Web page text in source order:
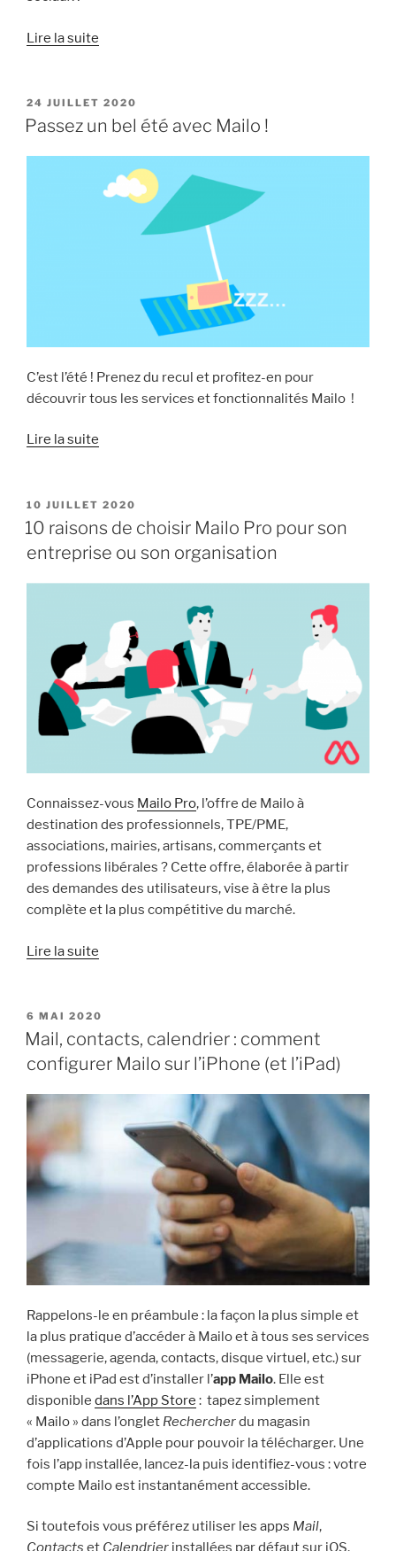
Lire la suite
les
GAFA
données
européennes !
[tribune] »
PUBLIÉ
LE
24 JUILLET 2020
Passez un bel été avec Mailo !
C’est l’été ! Prenez du recul et profitez-en pour
découvrir tous les services et fonctionnalités Mailo !
Lire la suite
été
avec
PUBLIÉ
LE
10 JUILLET 2020
10 raisons de choisir Mailo Pro pour son
entreprise ou son organisation
Connaissez-vous Mailo Pro, l’offre de Mailo à
destination des professionnels, TPE/PME,
associations, mairies, artisans, commerçants et
professions libérales ? Cette offre, élaborée à partir
des demandes des utilisateurs, vise à être la plus
complète et la plus compétitive du marché.
Lire la suite
choisir
Mailo
Pro
son
entreprise
organisation »
PUBLIÉ
LE
6 MAI 2020
Mail, contacts, calendrier : comment
configurer Mailo sur l’iPhone (et l’iPad)
Rappelons-le en préambule : la façon la plus simple et
la plus pratique d’accéder à Mailo et à tous ses services
(messagerie, agenda, contacts, disque virtuel, etc.) sur
iPhone et iPad est d’installer l’app Mailo. Elle est
disponible dans l’App Store : tapez simplement
« Mailo » dans l’onglet Rechercherdu magasin
d’applications d’Apple pour pouvoir la télécharger. Une
fois l’app installée, lancez-la puis identifiez-vous : votre
compte Mailo est instantanément accessible.
Si toutefois vous préférez utiliser les apps Mail,
Contacts et Calendrier installées par défaut sur iOS,